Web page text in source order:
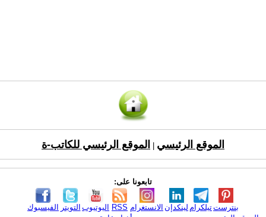
الموقع الرئيسي الموقع الرئيسي للكاتب-ة
تابعونا على:
الفيسبوك التويتر اليوتيوب RSS الانستغرام لينكدإن تيلكرامبنترست